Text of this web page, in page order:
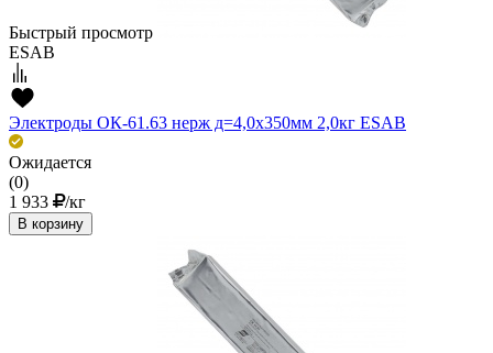
Быстрый просмотр
ESAB
Электроды ОК-61.63 нерж д=4,0х350мм 2,0кг ESAB
Ожидается
(0)
1 933
/кг
В корзину